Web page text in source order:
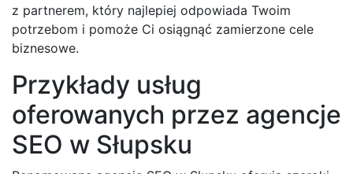
z partnerem, który najlepiej odpowiada Twoim
potrzebom i pomoże Ci osiągnąć zamierzone cele
biznesowe.
Przykłady usług
oferowanych przez agencje
SEO w Słupsku